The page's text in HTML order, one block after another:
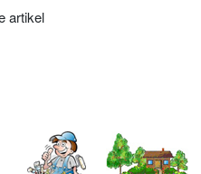
artikel